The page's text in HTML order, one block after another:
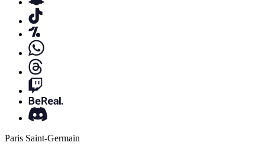
Paris Saint-Germain